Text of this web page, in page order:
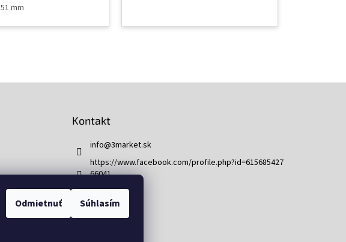
Odmietnuť Súhlasím
51 mm
á
v
k
v
ý
Kontakt
info@3market.sk
https://www.facebook.com/profile.php?id=615685427
66041
3market.sk